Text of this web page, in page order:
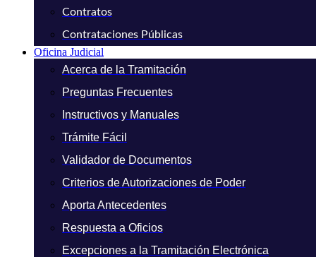
Contratos
Contrataciones Públicas
Oficina Judicial
Acerca de la Tramitación
Preguntas Frecuentes
Instructivos y Manuales
Trámite Fácil
Validador de Documentos
Criterios de Autorizaciones de Poder
Aporta Antecedentes
Respuesta a Oficios
Excepciones a la Tramitación Electrónica